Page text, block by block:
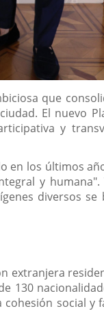
que
El nuevo
y
en los últimos
y
diversos se
extranjera
130
social y